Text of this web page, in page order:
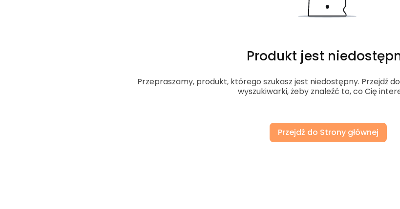
Produkt jest
Przepraszamy, produkt, którego szukasz jest niedostępny. Przejdź
wyszukiwarki, żeby znaleźć to, co Cię
Przejdź do Strony głównej